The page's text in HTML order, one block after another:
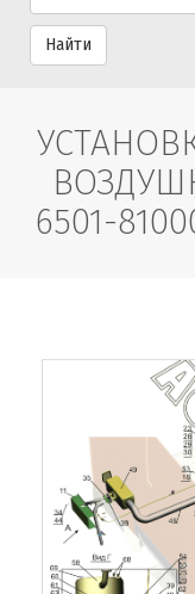
Найти
6501-